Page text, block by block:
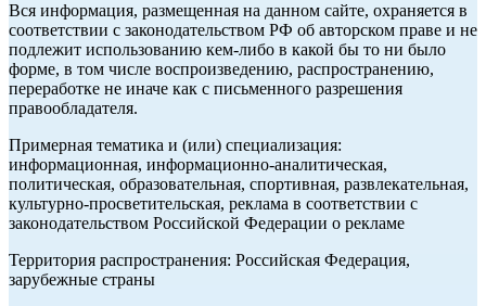
Вся информация, размещенная на данном сайте, охраняется в
соответствии с законодательством РФ об авторском праве и не
подлежит использованию кем-либо в какой бы то ни было
форме, в том числе воспроизведению, распространению,
переработке не иначе как с письменного разрешения
правообладателя.
Примерная тематика и (или) специализация:
информационная, информационно-аналитическая,
политическая, образовательная, спортивная, развлекательная,
культурно-просветительская, реклама в соответствии с
законодательством Российской Федерации о рекламе
Территория распространения: Российская Федерация,
зарубежные страны